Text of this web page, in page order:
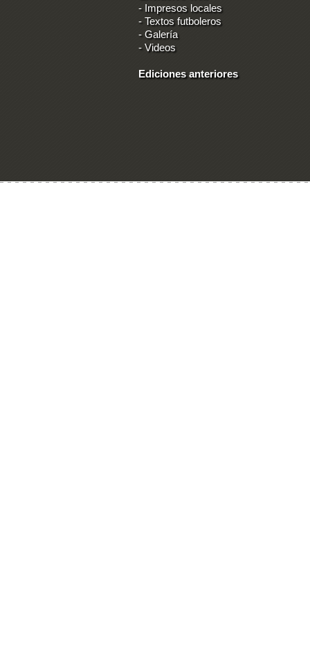
- Impresos locales
- Textos futboleros
-Galería
-Videos
Ediciones anteriores